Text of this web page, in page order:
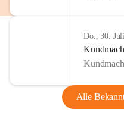
Do., 30.
Alle